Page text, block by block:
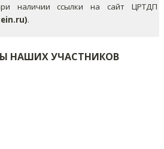
наличии ссылки на сайт ЦРТДП
.
НАШИХ УЧАСТНИКОВ